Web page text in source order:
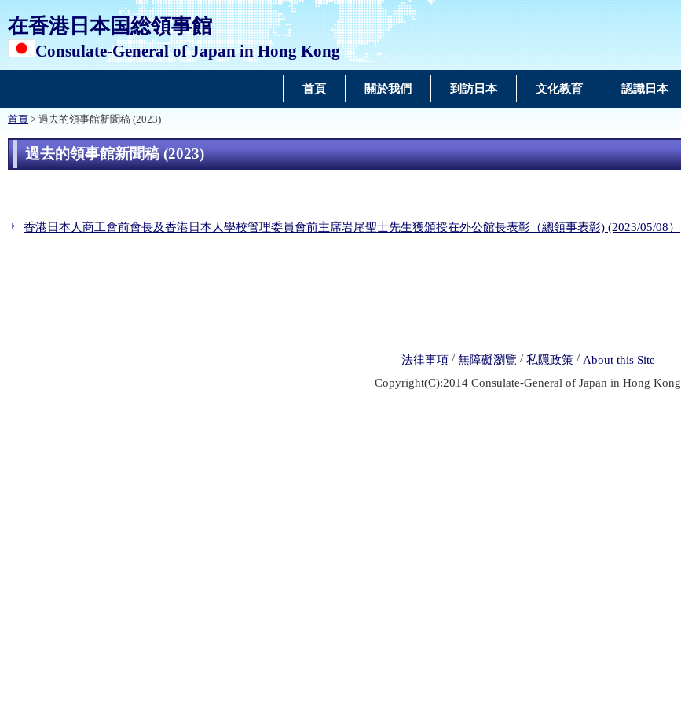
在香港日本国総領事館
Consulate-General of Japan in Hong Kong
首頁 關於我們 到訪日本 文化教育 認識日本
首頁 > 過去的領事館新聞稿 (2023)
過去的領事館新聞稿 (2023)
香港日本人商工會前會長及香港日本人學校管理委員會前主席岩尾聖士先生獲頒授在外公館長表彰（總領事表彰) (2023/05/08）
法律事項 / 無障礙瀏覽 / 私隱政策 / About this Site
Copyright(C):2014 Consulate-General of Japan in Hong Kong